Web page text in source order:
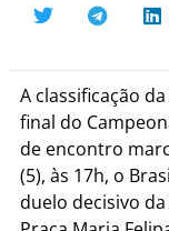
A classificação
final do
de encontro
(5), às 17h, o
duelo decisivo